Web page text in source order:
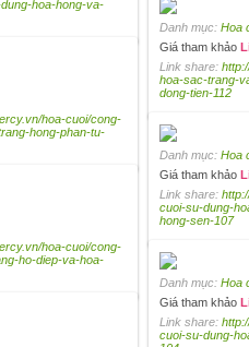
hoa-hong-va-
Danh mục: Hoa
Giá tham khảo
Link share:
hoa-sac-trang-
dong-tien-112
hoa-cuoi/cong-
hong-phan-tu-
Danh mục: Hoa
Giá tham khảo
Link share:
cuoi-su-dung-
hong-sen-107
hoa-cuoi/cong-
ho-diep-va-hoa-
Danh mục: Hoa
Giá tham khảo
Link share:
cuoi-su-dung-